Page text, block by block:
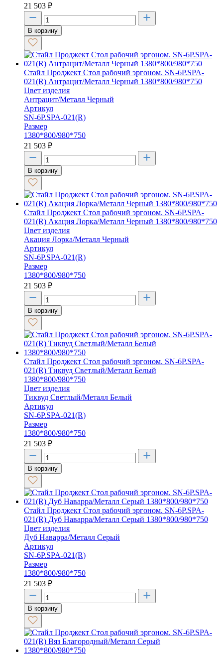
21 503 ₽
В корзину
Стайл Проджект Стол рабочий эргоном. SN-6P.SPA-
021(R) Антрацит/Металл Черный 1380*800/980*750
Цвет изделия
Антрацит/Металл Черный
Артикул
SN-6P.SPA-021(R)
Размер
1380*800/980*750
21 503 ₽
В корзину
Стайл Проджект Стол рабочий эргоном. SN-6P.SPA-
021(R) Акация Лорка/Металл Черный 1380*800/980*750
Цвет изделия
Акация Лорка/Металл Черный
Артикул
SN-6P.SPA-021(R)
Размер
1380*800/980*750
21 503 ₽
В корзину
Стайл Проджект Стол рабочий эргоном. SN-6P.SPA-
021(R) Тиквуд Светлый/Металл Белый
1380*800/980*750
Цвет изделия
Тиквуд Светлый/Металл Белый
Артикул
SN-6P.SPA-021(R)
Размер
1380*800/980*750
21 503 ₽
В корзину
Стайл Проджект Стол рабочий эргоном. SN-6P.SPA-
021(R) Дуб Наварра/Металл Серый 1380*800/980*750
Цвет изделия
Дуб Наварра/Металл Серый
Артикул
SN-6P.SPA-021(R)
Размер
1380*800/980*750
21 503 ₽
В корзину